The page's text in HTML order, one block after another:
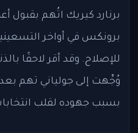
برنارد كيريك اتُهم
برونكس في أواخر
للإصلاح. وقد أقر لاحقًا
وُجِّهت إلى جولياني تهم
بسبب جهوده لقلب انتخابات